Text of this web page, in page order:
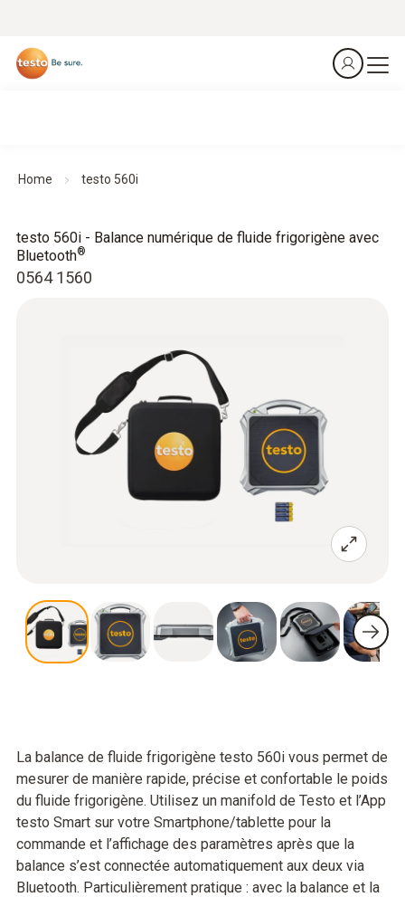
Home testo 560i
0564 1560
testo 560i - Balance numérique de fluide frigorigène avec
Bluetooth®
La balance de fluide frigorigène testo 560i vous permet de
mesurer de manière rapide, précise et confortable le poids
du fluide frigorigène. Utilisez un manifold de Testo et l’App
testo Smart sur votre Smartphone/tablette pour la
commande et l’affichage des paramètres après que la
balance s’est connectée automatiquement aux deux via
Bluetooth. Particulièrement pratique : avec la balance et la